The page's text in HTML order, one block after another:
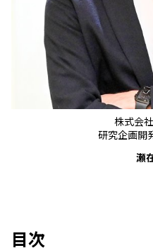
株式会
研究企画開
瀬
目次